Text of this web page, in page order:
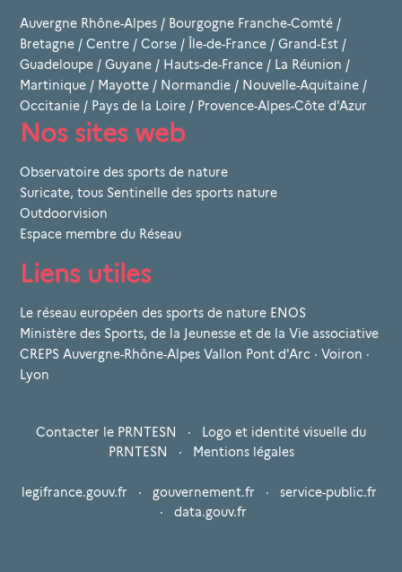
Auvergne Rhône-Alpes / Bourgogne Franche-Comté /
Bretagne / Centre / Corse / Île-de-France / Grand-Est /
Guadeloupe / Guyane / Hauts-de-France / La Réunion /
Martinique / Mayotte / Normandie / Nouvelle-Aquitaine /
Occitanie / Pays de la Loire / Provence-Alpes-Côte d'Azur
Nos sites web
Observatoire des sports de nature
Suricate, tous Sentinelle des sports nature
Outdoorvision
Espace membre du Réseau
Liens utiles
Le réseau européen des sports de nature ENOS
Ministère des Sports, de la Jeunesse et de la Vie associative
CREPS Auvergne-Rhône-Alpes Vallon Pont d'Arc · Voiron ·
Lyon
Contacter le PRNTESN ·
Logo et identité visuelle du
PRNTESN
· Mentions légales
legifrance.gouv.fr · gouvernement.fr · service-public.fr
· data.gouv.fr